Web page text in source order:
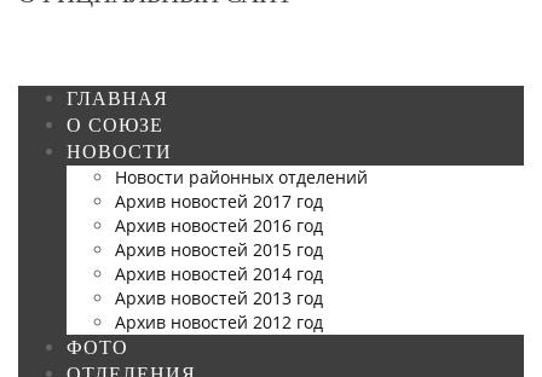
ГЛАВНАЯ
О СОЮЗЕ
НОВОСТИ
Новости районных отделений
Архив новостей 2017 год
Архив новостей 2016 год
Архив новостей 2015 год
Архив новостей 2014 год
Архив новостей 2013 год
Архив новостей 2012 год
ФОТО